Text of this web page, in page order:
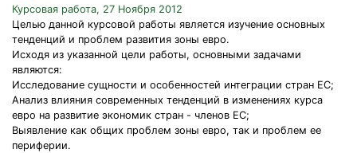
Курсовая работа, 27 Ноября 2012
Целью данной курсовой работы является изучение основных
тенденций и проблем развития зоны евро.
Исходя из указанной цели работы, основными задачами
являются:
Исследование сущности и особенностей интеграции стран ЕС;
Анализ влияния современных тенденций в изменениях курса
евро на развитие экономик стран - членов ЕС;
Выявление как общих проблем зоны евро, так и проблем ее
периферии.